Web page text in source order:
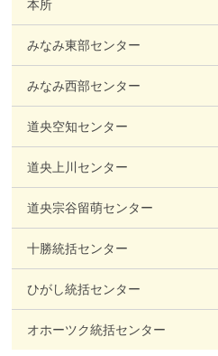
本所
みなみ東部センター
みなみ西部センター
道央空知センター
道央上川センター
道央宗谷留萌センター
十勝統括センター
ひがし統括センター
オホーツク統括センター